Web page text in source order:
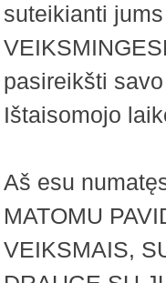
suteikianti
pasireikšti
Ištaisomojo
Aš esu
MATOMU
VEIKSMAIS,